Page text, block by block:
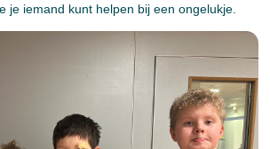
je iemand kunt helpen bij een ongelukje.